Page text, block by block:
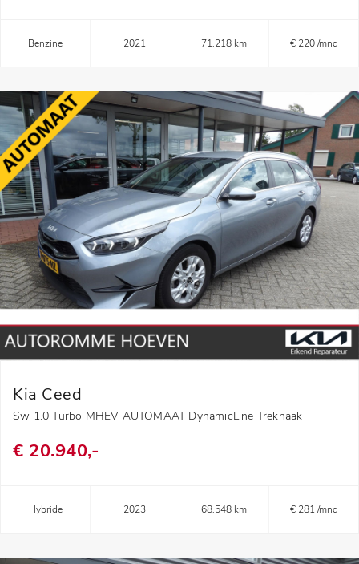
Benzine 2021 71.218 km € 220 /mnd
Kia Ceed
Sw 1.0 Turbo MHEV AUTOMAAT DynamicLine Trekhaak
€ 20.940,-
Hybride 2023 68.548 km € 281 /mnd